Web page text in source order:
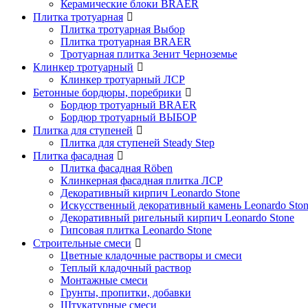
Керамические блоки BRAER
Плитка тротуарная
Плитка тротуарная Выбор
Плитка тротуарная BRAER
Тротуарная плитка Зенит Черноземье
Клинкер тротуарный
Клинкер тротуарный ЛСР
Бетонные бордюры, поребрики
Бордюр тротуарный BRAER
Бордюр тротуарный ВЫБОР
Плитка для ступеней
Плитка для ступеней Steady Step
Плитка фасадная
Плитка фасадная Röben
Клинкерная фасадная плитка ЛСР
Декоративный кирпич Leonardo Stone
Искусственный декоративный камень Leonardo
Декоративный ригельный кирпич Leonardo Stone
Гипсовая плитка Leonardo Stone
Строительные смеси
Цветные кладочные растворы и смеси
Теплый кладочный раствор
Монтажные смеси
Грунты, пропитки, добавки
Штукатурные смеси